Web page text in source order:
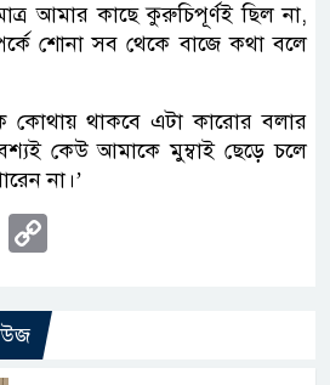
আমার কাছে কুরুচিপূর্ণই ছিল না,
শোনা সব থেকে বাজে কথা বলে
কোথায় থাকবে এটা কারোর বলার
কেউ আমাকে মুম্বাই ছেড়ে চলে
না।’
Facebook